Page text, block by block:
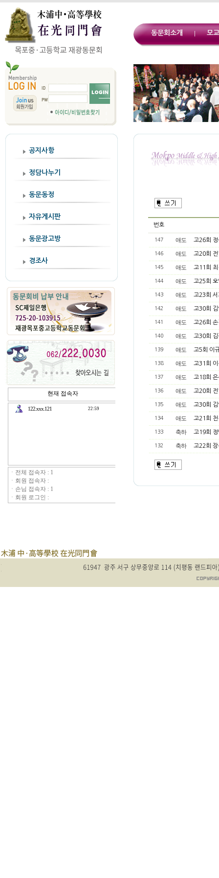
동문회소개 | 모
공지사항
정담나누기
동문동정
자유게시판
동문광고방
경조사
번호
147 애도 고26회 정
146 애도 고20회 전
145 애도 고11회 최
144 애도 고25회 오
143 애도 고23회 서
142 애도 고30회 김
141 애도 고26회 손
140 애도 고30회 김
139 애도 고5회 이
138 애도 고31회 이
137 애도 고18회 은
136 애도 고20회 전
135 애도 고30회 김
134 애도 고21회 천
133 축하 고19회 정
132 축하 고22회 장